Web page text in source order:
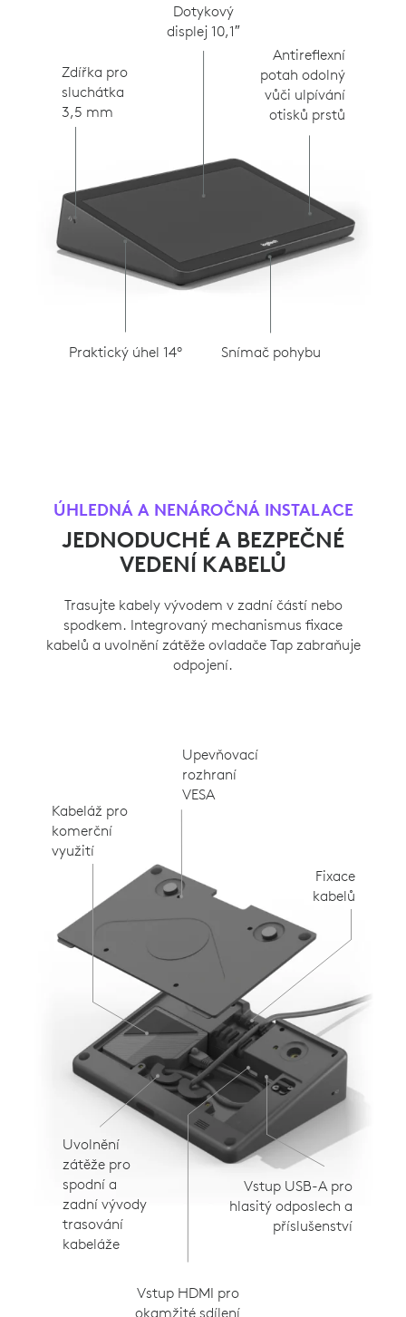
Snímač pohybu
Praktický úhel 14°
Antireflexní
potah odolný
vůči ulpívání
otisků prstů
Dotykový
displej 10,1″
Zdířka pro
sluchátka
3,5 mm
ÚHLEDNÁ A NENÁROČNÁ INSTALACE
JEDNODUCHÉ A BEZPEČNÉ
VEDENÍ KABELŮ
Trasujte kabely vývodem v zadní částí nebo
spodkem. Integrovaný mechanismus fixace
kabelů a uvolnění zátěže ovladače Tap zabraňuje
odpojení.
Vstup USB-A pro
hlasitý odposlech a
příslušenství
Vstup HDMI pro
okamžité sdílení
Uvolnění
zátěže pro
spodní a
zadní vývody
trasování
kabeláže
Fixace
kabelů
Upevňovací
rozhraní
VESA
Kabeláž pro
komerční
využití